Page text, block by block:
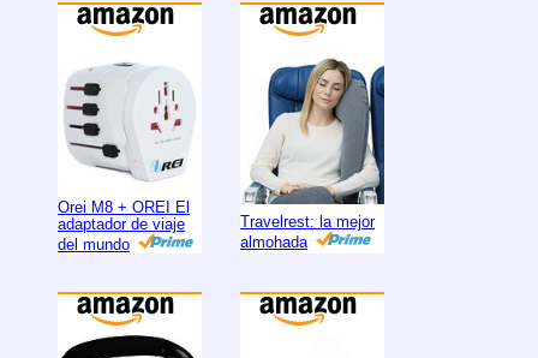
Orei M8 + OREI El
adaptador de viaje
del mundo
Travelrest: la mejor
almohada